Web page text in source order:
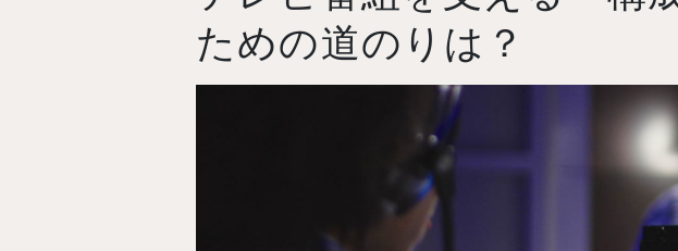
オープンキャンパスための道のりは？